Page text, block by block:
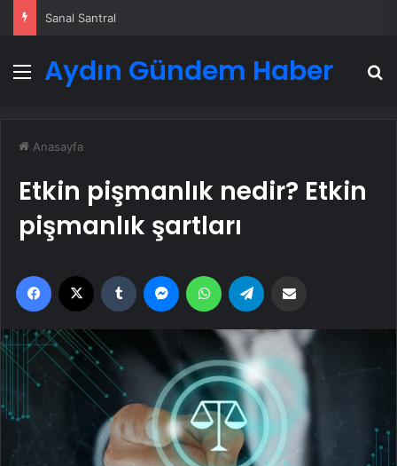
Sanal Santral
Menü
Aydın Gündem Haber
Anasayfa
Etkin pişmanlık nedir? Etkin
pişmanlık şartları
Facebook Tumblr MessengerWhatsApp